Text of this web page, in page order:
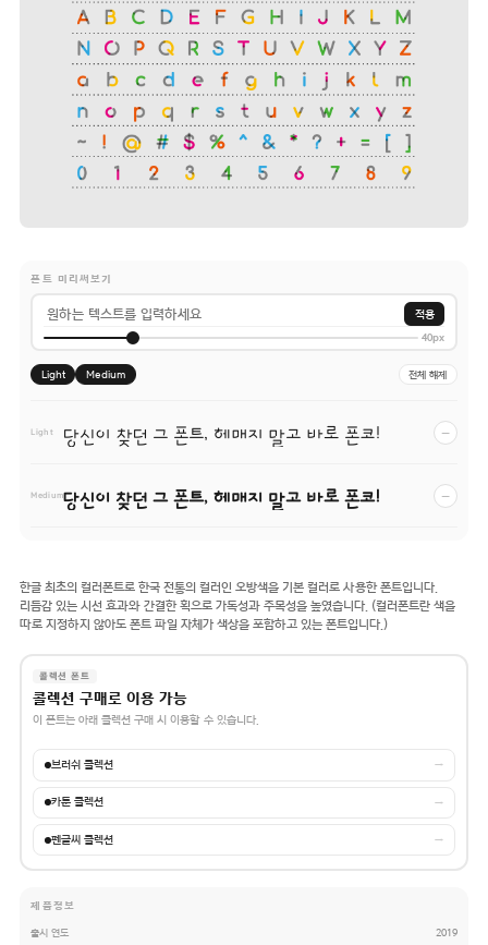
폰트 미리써보기
적용
40px
Light Medium 전체 해제
Light 당신이 찾던 그 폰트, 헤매지 말고 바로 폰코! −
Medium당신이 찾던 그 폰트, 헤매지 말고 바로 폰코! −
한글 최초의 컬러폰트로 한국 전통의 컬러인 오방색을 기본 컬러로 사용한 폰트입니다.
리듬감 있는 시선 효과와 간결한 획으로 가독성과 주목성을 높였습니다. (컬러폰트란 색을
따로 지정하지 않아도 폰트 파일 자체가 색상을 포함하고 있는 폰트입니다.)
콜렉션 폰트
콜렉션 구매로 이용 가능
이 폰트는 아래 콜렉션 구매 시 이용할 수 있습니다.
브러쉬 콜렉션 →
카툰 콜렉션 →
펜글씨 콜렉션 →
제품정보
출시 연도 2019